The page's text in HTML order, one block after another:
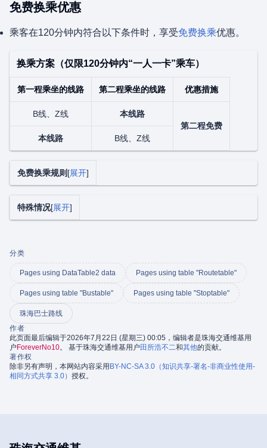
免费换乘优惠
乘客在120分钟内符合以下条件时，享受免费换乘优惠。
换乘方案（仅限120分钟内“一人一卡”乘车）
第一程乘坐的线路 第二程乘坐的线路 优惠措施
B线、Z线
本线路
第二程免费
本线路
B线、Z线
展开
免费换乘规则
展开
特殊情况
分类
Pages using DataTable2 data Pages using table "Routetable"
Pages using table "Bustable" Pages using table "Stoptable"
珠海巴士路线
作者
此页面最后编辑于2026年7月22日 (星期三) 00:05，编辑者是珠海交通维基用
户 ForeverNo10。 基于珠海交通维基用户 田所浩不二和其他的贡献。
著作权
除非另有声明，本网站内容采用 BY-NC-SA 3.0（知识共享-署名-非商业性使用-
相同方式共享 3.0） 授权。